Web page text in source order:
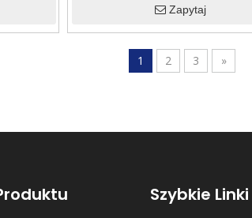
Zapytaj
1 2 3 »
Szybkie Linki